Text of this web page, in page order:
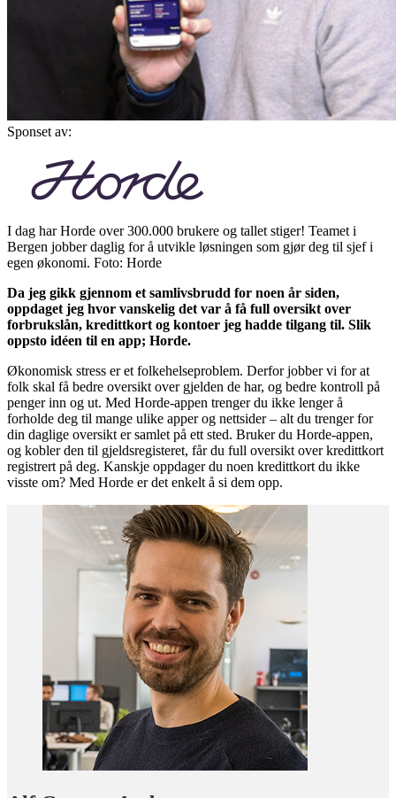
Sponset av:
I dag har Horde over 300.000 brukere og tallet stiger! Teamet i
Bergen jobber daglig for å utvikle løsningen som gjør deg til sjef i
egen økonomi. Foto: Horde
Da jeg gikk gjennom et samlivsbrudd for noen år siden,
oppdaget jeg hvor vanskelig det var å få full oversikt over
forbrukslån, kredittkort og kontoer jeg hadde tilgang til. Slik
oppsto idéen til en app; Horde.
Økonomisk stress er et folkehelseproblem. Derfor jobber vi for at
folk skal få bedre oversikt over gjelden de har, og bedre kontroll på
penger inn og ut. Med Horde-appen trenger du ikke lenger å
forholde deg til mange ulike apper og nettsider – alt du trenger for
din daglige oversikt er samlet på ett sted. Bruker du Horde-appen,
og kobler den til gjeldsregisteret, får du full oversikt over kredittkort
registrert på deg. Kanskje oppdager du noen kredittkort du ikke
visste om? Med Horde er det enkelt å si dem opp.